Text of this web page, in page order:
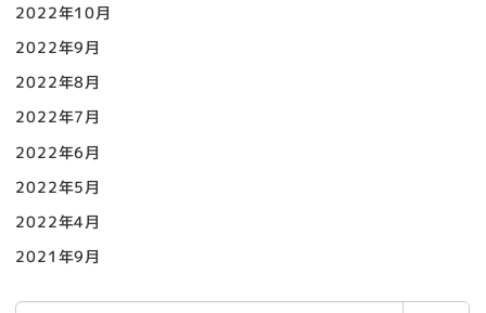
2022年10月
2022年9月
2022年8月
2022年7月
2022年6月
2022年5月
2022年4月
2021年9月